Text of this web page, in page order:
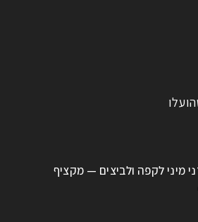
מיני לקפה ולביצים — מקציף